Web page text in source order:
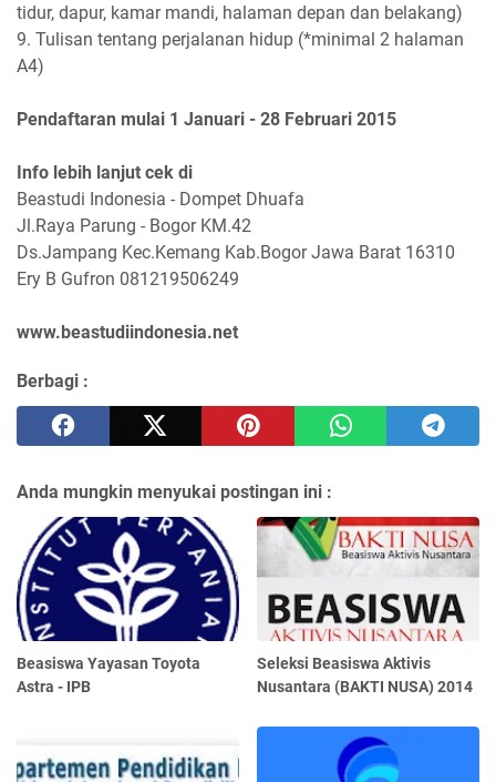
tidur, dapur, kamar mandi, halaman depan dan belakang)
9. Tulisan tentang perjalanan hidup (*minimal 2 halaman
A4)
Pendaftaran mulai 1 Januari - 28 Februari 2015
Info lebih lanjut cek di
Beastudi Indonesia - Dompet Dhuafa
Jl.Raya Parung - Bogor KM.42
Ds.Jampang Kec.Kemang Kab.Bogor Jawa Barat 16310
Ery B Gufron 081219506249
www.beastudiindonesia.net
Berbagi :
Anda mungkin menyukai postingan ini :
Beasiswa Yayasan Toyota
Astra - IPB
Seleksi Beasiswa Aktivis
Nusantara (BAKTI NUSA) 2014